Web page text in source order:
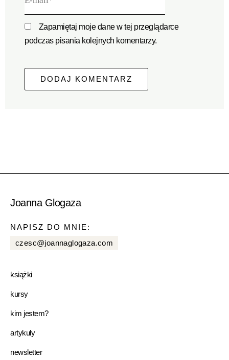
mail*
Zapamiętaj moje dane w tej przeglądarce
podczas pisania kolejnych komentarzy.
Joanna Glogaza
NAPISZ DO MNIE:
czesc@joannaglogaza.com
książki
kursy
kim jestem?
artykuły
newsletter